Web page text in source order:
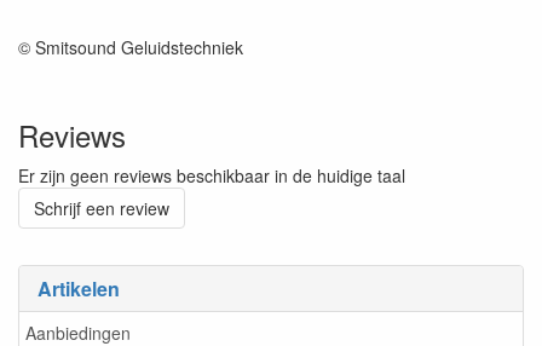
Artikelen
Aanbiedingen
© Smitsound Geluidstechniek
Reviews
Er zijn geen reviews beschikbaar in de huidige taal
Schrijf een review